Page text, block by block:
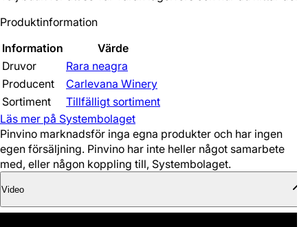
Produktinformation
Information
Värde
Druvor
Rara neagra
Producent
Carlevana Winery
Sortiment
Tillfälligt sortiment
Läs mer på Systembolaget
Pinvino marknadsför inga egna produkter och har ingen
egen försäljning. Pinvino har inte heller något samarbete
med, eller någon koppling till, Systembolaget.
Video